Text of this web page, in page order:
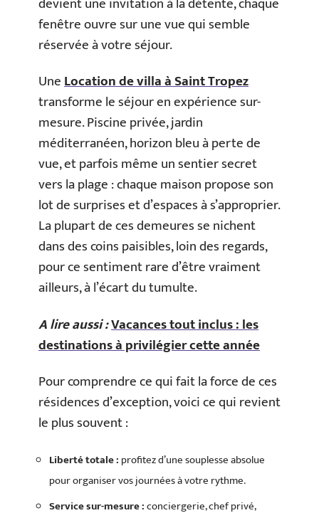
fenêtre ouvre sur une vue qui semble
réservée à votre séjour.
UneLocation de villa à Saint Tropez
transforme le séjour en expérience sur-
mesure. Piscine privée, jardin
méditerranéen, horizon bleu à perte de
vue, et parfois même un sentier secret
vers la plage : chaque maison propose son
lot de surprises et d’espaces à s’approprier.
La plupart de ces demeures se nichent
dans des coins paisibles, loin des regards,
pour ce sentiment rare d’être vraiment
ailleurs, à l’écart du tumulte.
A lire aussi :Vacances tout inclus : les
destinations à privilégier cette année
Pour comprendre ce qui fait la force de ces
résidences d’exception, voici ce qui revient
le plus souvent :
Liberté totale : profitez d’une souplesse absolue
pour organiser vos journées à votre rythme.
Service sur-mesure :conciergerie, chef privé,